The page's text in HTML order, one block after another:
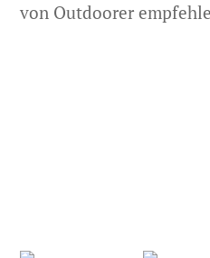
von Outdoorer